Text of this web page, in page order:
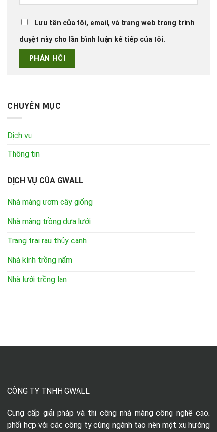
Lưu tên của tôi, email, và trang web trong trình
duyệt này cho lần bình luận kế tiếp của tôi.
CHUYÊN MỤC
Dịch vụ
Thông tin
DỊCH VỤ CỦA GWALL
Nhà màng ươm cây giống
Nhà màng trồng dưa lưới
Trang trại rau thủy canh
Nhà kính trồng nấm
Nhà lưới trồng lan
CÔNG TY TNHH GWALL
Cung cấp giải pháp và thi công nhà màng công nghệ cao,
phối hợp với các công ty cùng ngành tạo nên một xu hướng